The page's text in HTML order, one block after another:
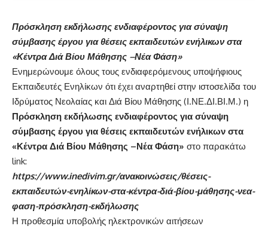
Πρόσκληση εκδήλωσης ενδιαφέροντος για σύναψη
σύμβασης έργου για θέσεις εκπαιδευτών ενήλικων στα
«Κέντρα Διά Βίου Μάθησης –Νέα Φάση»
Ενημερώνουμε όλους τους ενδιαφερόμενους υποψήφιους
Εκπαιδευτές Ενηλίκων ότι έχει αναρτηθεί στην ιστοσελίδα του
Ιδρύματος Νεολαίας και Διά Βίου Μάθησης (Ι.ΝΕ.ΔΙ.ΒΙ.Μ.) η
Πρόσκληση εκδήλωσης ενδιαφέροντος για σύναψη
σύμβασης έργου για θέσεις εκπαιδευτών ενήλικων στα
«Κέντρα Διά Βίου Μάθησης –Νέα Φάση» στο παρακάτω
link:
https://www.inedivim.gr/ανακοινώσεις/θέσεις-
εκπαιδευτών-ενηλίκων-στα-κέντρα-διά-βίου-μάθησης-νεα-
φαση-πρόσκληση-εκδήλωσης
Η προθεσμία υποβολής ηλεκτρονικών αιτήσεων